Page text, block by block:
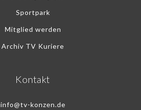
Sportpark
Mitglied werden
Archiv TV Kuriere
Kontakt
info@tv-konzen.de